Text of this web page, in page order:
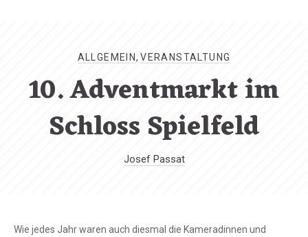
ALLGEMEIN,VERANSTALTUNG
10. Adventmarkt im
Schloss Spielfeld
Josef Passat
Wie jedes Jahr waren auch diesmal die Kameradinnen und